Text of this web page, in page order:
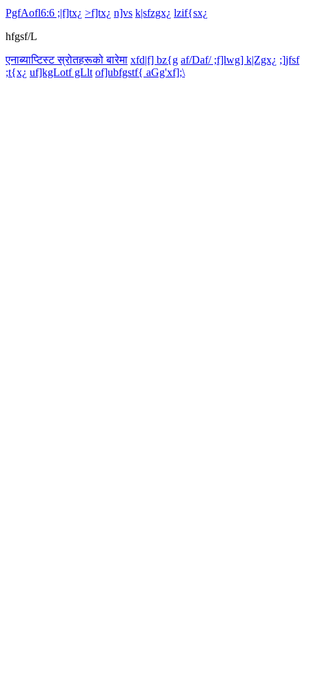
PgfAofl6:6 ;|f]tx¿ >f]tx¿ n]vs k|sfzgx¿ lzif{sx¿
hfgsf/L
एनाब्याप्टिस्ट स्रोतहरूको बारेमा xfd|f] bz{g af/Daf/ ;f]lwg] k|Zgx¿ ;]jfsf
;t{x¿ uf]kgLotf gLlt of]ubfgstf{ aGg'xf];\